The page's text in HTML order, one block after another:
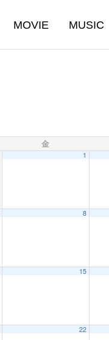
MOVIE MUSIC
金
1
8
15
22